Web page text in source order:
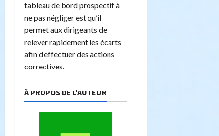
tableau de bord prospectif à
ne pas négliger est qu’il
permet aux dirigeants de
relever rapidement les écarts
afin d’effectuer des actions
correctives.
À PROPOS DE L'AUTEUR